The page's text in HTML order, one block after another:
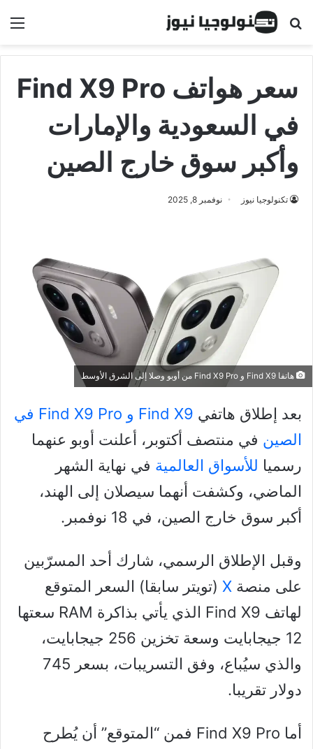
البحث عن
سعر هواتف Find X9 Pro
في السعودية والإمارات
وأكبر سوق خارج الصين
تكنولوجيا نيوز نوفمبر 8, 2025
هاتفا Find X9 و Find X9 Pro من أوبو وصلا إلى الشرق الأوسط
بعد إطلاق هاتفي
Find X9 و Find X9 Pro في
الصين في منتصف أكتوبر، أعلنت أوبو عنهما
رسميا للأسواق العالمية في نهاية الشهر
الماضي، وكشفت أنهما سيصلان إلى الهند،
أكبر سوق خارج الصين، في 18 نوفمبر.
وقبل الإطلاق الرسمي، شارك أحد المسرّبين
على منصة X (تويتر سابقا) السعر المتوقع
لهاتف Find X9 الذي يأتي بذاكرة RAM سعتها
12 جيجابايت وسعة تخزين 256 جيجابايت،
والذي سيُباع، وفق التسريبات، بسعر 745
دولار تقريبا.
أما Find X9 Pro فمن “المتوقع” أن يُطرح